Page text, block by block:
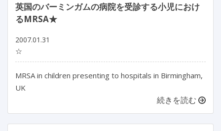
英国のバーミンガムの病院を受診する小児におけ
るMRSA★
2007.01.31
☆
MRSA in children presenting to hospitals in Birmingham,
UK
続きを読む